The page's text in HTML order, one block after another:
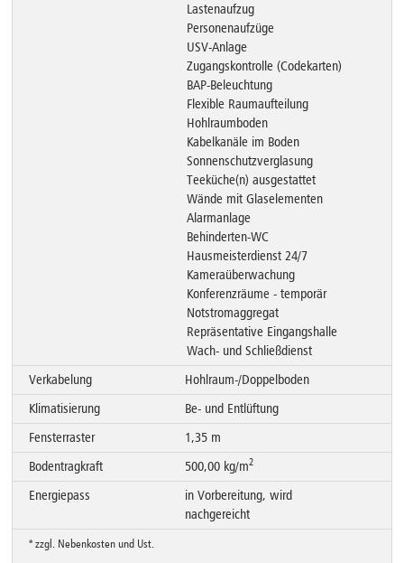
Lastenaufzug
Personenaufzüge
USV-Anlage
Zugangskontrolle (Codekarten)
BAP-Beleuchtung
Flexible Raumaufteilung
Hohlraumboden
Kabelkanäle im Boden
Sonnenschutzverglasung
Teeküche(n) ausgestattet
Wände mit Glaselementen
Alarmanlage
Behinderten-WC
Hausmeisterdienst 24/7
Kameraüberwachung
Konferenzräume - temporär
Notstromaggregat
Repräsentative Eingangshalle
Wach- und Schließdienst
Verkabelung Hohlraum-/Doppelboden
Klimatisierung Be- und Entlüftung
Fensterraster 1,35 m
Bodentragkraft 500,00 kg/m2
Energiepass
in Vorbereitung, wird
nachgereicht
* zzgl. Nebenkosten und Ust.